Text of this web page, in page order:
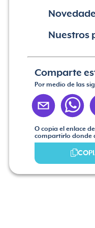
Nuestros
Comparte
Por medio de las
O copia el enlace
compartirlo donde